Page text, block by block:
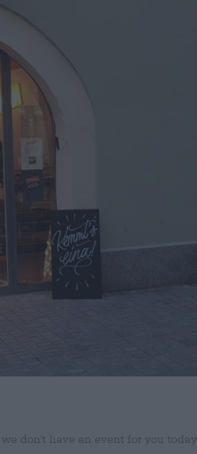
don't have an event for you today